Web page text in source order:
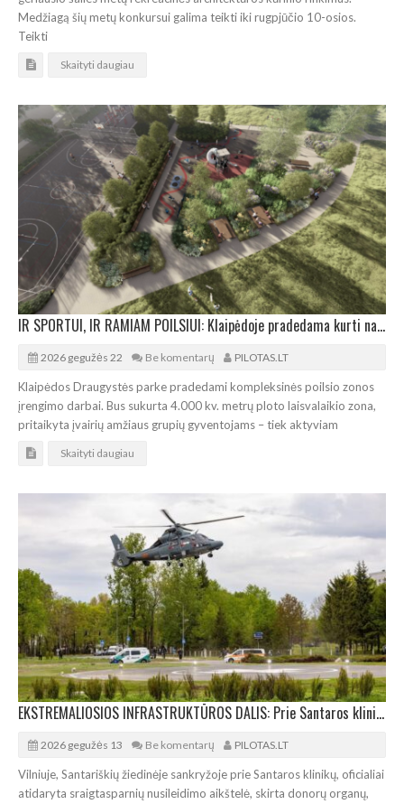
Medžiagą šių metų konkursui galima teikti iki rugpjūčio 10-osios.
Teikti
Skaityti daugiau
IR SPORTUI, IR RAMIAM POILSIUI: Klaipėdoje pradedama kurti nauja poilsio erdvė
2026 gegužės 22 Be komentarų PILOTAS.LT
Klaipėdos Draugystės parke pradedami kompleksinės poilsio zonos
įrengimo darbai. Bus sukurta 4.000 kv. metrų ploto laisvalaikio zona,
pritaikyta įvairių amžiaus grupių gyventojams – tiek aktyviam
Skaityti daugiau
EKSTREMALIOSIOS INFRASTRUKTŪROS DALIS: Prie Santaros klinikų atidaryta sraigtasparnių aikštelė
2026 gegužės 13 Be komentarų PILOTAS.LT
Vilniuje, Santariškių žiedinėje sankryžoje prie Santaros klinikų, oficialiai
atidaryta sraigtasparnių nusileidimo aikštelė, skirta donorų organų,